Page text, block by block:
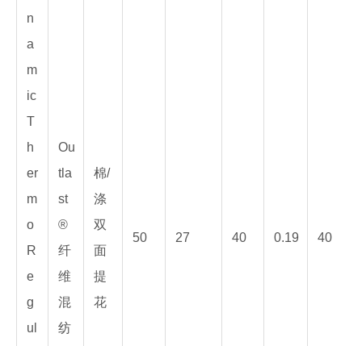
n
a
m
ic
T
h
er
m
o
R
e
g
ul
Ou
tla
st
®
纤
维
混
纺
棉/
涤
双
面
提
花
50 27 40 0.19 40